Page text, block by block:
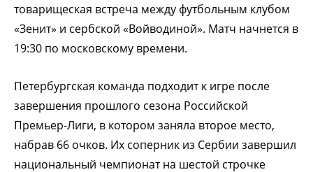
товарищеская встреча между футбольным клубом
«Зенит» и сербской «Войводиной». Матч начнется в
19:30 по московскому времени.
Петербургская команда подходит к игре после
завершения прошлого сезона Российской
Премьер-Лиги, в котором заняла второе место,
набрав 66 очков. Их соперник из Сербии завершил
национальный чемпионат на шестой строчке